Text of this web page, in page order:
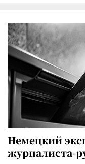
Немецкий
журналиста-